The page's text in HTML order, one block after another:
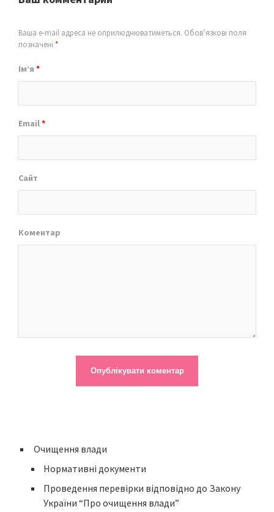
Ваша e-mail адреса не оприлюднюватиметься. Обов’язкові поля
позначені *
Ім’я *
Email*
Сайт
Коментар
Очищення влади
Нормативні документи
Проведення перевірки відповідно до Закону
України “Про очищення влади”